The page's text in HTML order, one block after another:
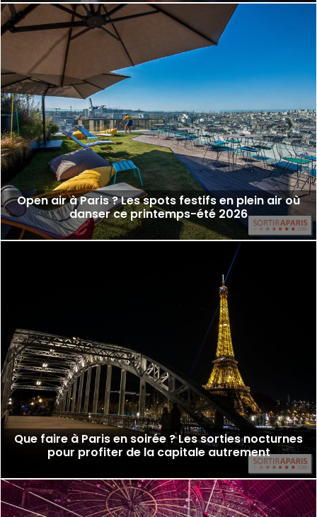
Open air à Paris ? Les spots festifs en plein air où
danser ce printemps-été 2026
Que faire à Paris en soirée ? Les sorties nocturnes
pour profiter de la capitale autrement